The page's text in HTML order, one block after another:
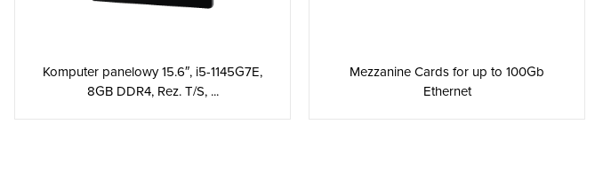
Komputer panelowy 15.6″, i5-1145G7E,
8GB DDR4, Rez. T/S, ...
Mezzanine Cards for up to 100Gb
Ethernet